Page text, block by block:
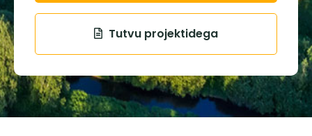
Tutvu projektidega